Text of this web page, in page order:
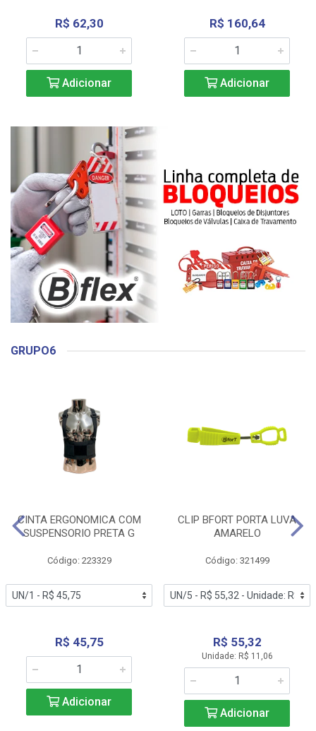
R$ 62,30
Adicionar
R$ 160,64
Adicionar
GRUPO6
CINTA ERGONOMICA COM
SUSPENSORIO PRETA G
Código: 223329
R$ 45,75
Adicionar
CLIP BFORT PORTA LUVA
AMARELO
Código: 321499
R$ 55,32
Unidade: R$ 11,06
Adicionar